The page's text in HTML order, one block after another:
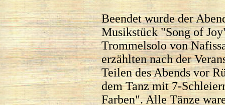
Beendet wurde der
Musikstück "Song of
Trommelsolo von
erzählten nach der
Teilen des Abends vor
dem Tanz mit 7-
Farben". Alle Tänze